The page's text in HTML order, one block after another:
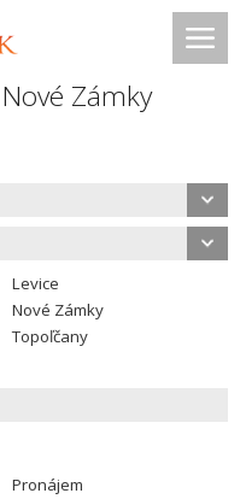
Zámky
Levice
Nové Zámky
Topoľčany
Pronájem